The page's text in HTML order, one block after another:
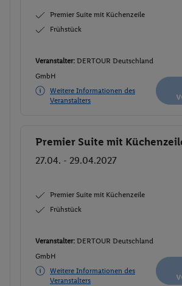
Premier Suite mit Küchenzeile
Frühstück
Veranstalter: DERTOUR Deutschland
GmbH
Weitere Informationen des
Veranstalters
Buchen
Premier Suite mit
27.04. - 29.04.2027
Premier Suite mit Küchenzeile
Frühstück
Veranstalter: DERTOUR Deutschland
GmbH
Weitere Informationen des
Veranstalters